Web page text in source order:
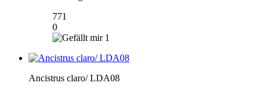
771
0
1
Ancistrus claro/ LDA08